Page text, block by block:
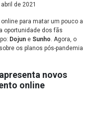
de 2021
para matar um pouco a
oportunidade dos fãs
Dojun e Sunho . Agora, o
os planos pós-pandemia
novos
online